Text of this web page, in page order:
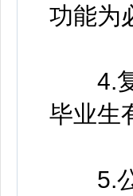
功能为
4.复
毕业生
5.公